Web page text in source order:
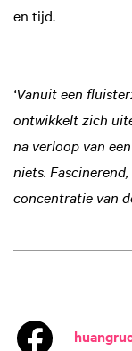
en tijd.
‘Vanuit een
ontwikkelt zich
na verloop van
niets.
concentratie van